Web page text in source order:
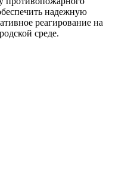
надежную
реагирование на
среде.